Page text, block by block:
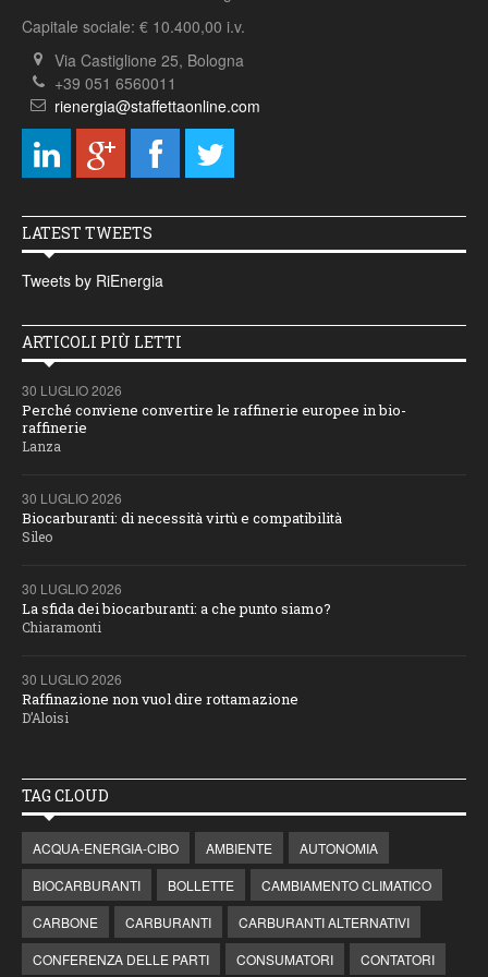
Capitale sociale: € 10.400,00 i.v.
Via Castiglione 25, Bologna
+39 051 6560011
rienergia@staffettaonline.com
LATEST TWEETS
Tweets by RiEnergia
ARTICOLI PIÙ LETTI
30 LUGLIO 2026
Perché conviene convertire le raffinerie europee in bio-
raffinerie
Lanza
30 LUGLIO 2026
Biocarburanti: di necessità virtù e compatibilità
Sileo
30 LUGLIO 2026
La sfida dei biocarburanti: a che punto siamo?
Chiaramonti
30 LUGLIO 2026
Raffinazione non vuol dire rottamazione
D’Aloisi
TAG CLOUD
ACQUA-ENERGIA-CIBO AMBIENTE
AUTONOMIA
BIOCARBURANTI
BOLLETTE
CAMBIAMENTO CLIMATICO
CARBONE
CARBURANTI
CARBURANTI ALTERNATIVI
CONFERENZA DELLE PARTI
CONSUMATORI CONTATORI